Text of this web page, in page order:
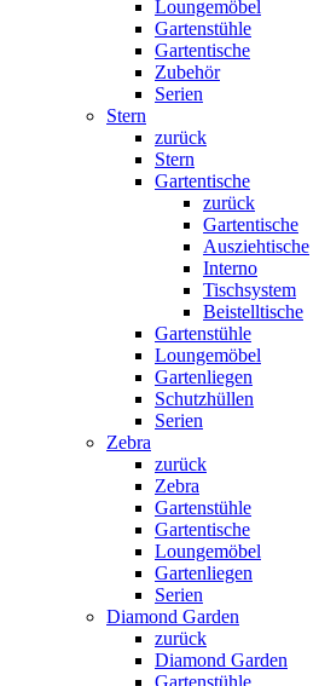
Loungemöbel
Gartenstühle
Gartentische
Zubehör
Serien
Stern
zurück
Stern
Gartentische
zurück
Gartentische
Ausziehtische
Interno
Tischsystem
Beistelltische
Gartenstühle
Loungemöbel
Gartenliegen
Schutzhüllen
Serien
Zebra
zurück
Zebra
Gartenstühle
Gartentische
Loungemöbel
Gartenliegen
Serien
Diamond Garden
zurück
Diamond Garden